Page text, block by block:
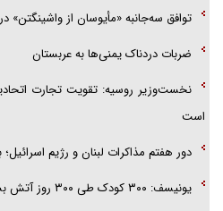
توافق سه‌جانبه «مأیوسان از واشینگتن»
ضربات دردناک یمنی‌ها به عربستان
نخست‌وزیر روسیه:‌ تقویت تجارت
است
دور هفتم مذاکرات لبنان و رژیم
یونیسف: ۳۰۰ کودک طی ۳۰۰ روز آتش بس در غزه به شهادت رسیده اند